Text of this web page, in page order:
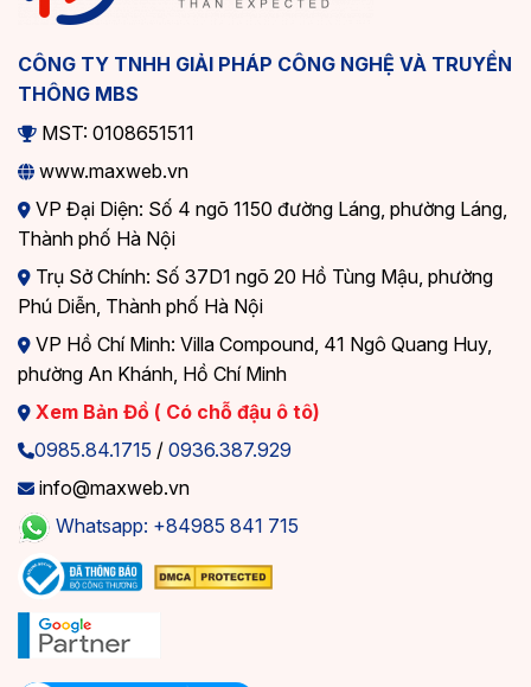
CÔNG TY TNHH GIẢI PHÁP CÔNG NGHỆ VÀ TRUYỀN
THÔNG MBS
MST: 0108651511
www.maxweb.vn
VP Đại Diện: Số 4 ngõ 1150 đường Láng, phường Láng,
Thành phố Hà Nội
Trụ Sở Chính: Số 37D1 ngõ 20 Hồ Tùng Mậu, phường
Phú Diễn, Thành phố Hà Nội
VP Hồ Chí Minh: Villa Compound, 41 Ngô Quang Huy,
phường An Khánh, Hồ Chí Minh
Xem Bản Đồ ( Có chỗ đậu ô tô)
0985.84.1715 / 0936.387.929
info@maxweb.vn
Whatsapp: +84985 841 715